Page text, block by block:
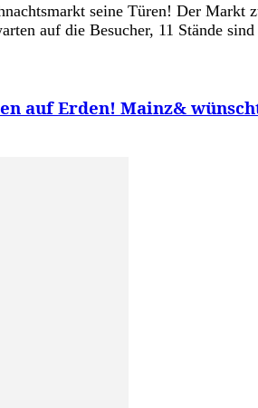
seine Türen! Der Markt
auf die Besucher, 11 Stände
auf Erden! Mainz&